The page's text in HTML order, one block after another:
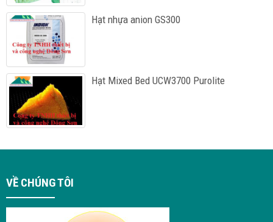
Hạt nhựa anion GS300
Hạt Mixed Bed UCW3700 Purolite
VỀ CHÚNG TÔI